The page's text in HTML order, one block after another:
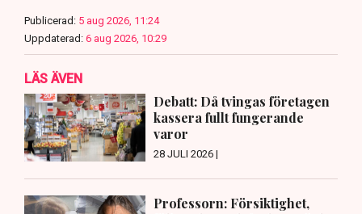
Publicerad: 5 aug 2026, 11:24
Uppdaterad: 6 aug 2026, 10:29
LÄS ÄVEN
Debatt: Då tvingas företagen
kassera fullt fungerande
varor
28 JULI 2026 |
Professorn: Försiktighet,